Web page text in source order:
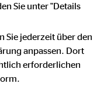
für die Verarbeitung
und organisatorische
lückenlosen
Dennoch können
Sie unter "Details
Sie jederzeit über den
anpassen. Dort
erforderlichen